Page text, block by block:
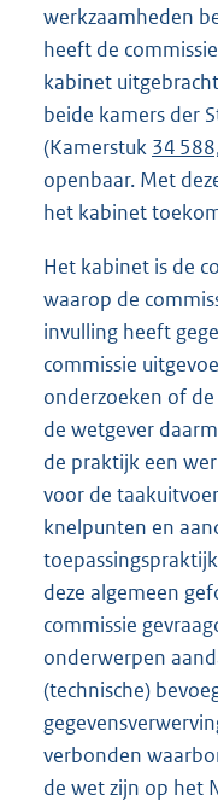
werkzaamheden
heeft de
kabinet
beide kamers der
(Kamerstuk 34
openbaar. Met
het kabinet
Het kabinet is de
waarop de
invulling heeft
commissie
onderzoeken of
de wetgever
de praktijk een
voor de
knelpunten en
deze algemeen
commissie
onderwerpen
(technische)
verbonden
de wet zijn op het